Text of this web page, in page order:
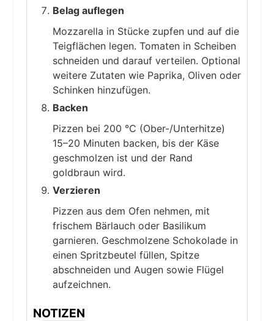
Belag auflegen
Mozzarella in Stücke zupfen und auf die
Teigflächen legen. Tomaten in Scheiben
schneiden und darauf verteilen. Optional
weitere Zutaten wie Paprika, Oliven oder
Schinken hinzufügen.
Backen
Pizzen bei 200 °C (Ober-/Unterhitze)
15–20 Minuten backen, bis der Käse
geschmolzen ist und der Rand
goldbraun wird.
Verzieren
Pizzen aus dem Ofen nehmen, mit
frischem Bärlauch oder Basilikum
garnieren. Geschmolzene Schokolade in
einen Spritzbeutel füllen, Spitze
abschneiden und Augen sowie Flügel
aufzeichnen.
NOTIZEN